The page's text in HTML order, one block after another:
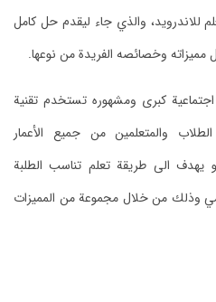
للاندرويد، والذي جاء ليقدم حل كامل
وخصائصه الفريدة من نوعها.
كبرى ومشهوره تستخدم تقنية
والمتعلمين من جميع الأعمار
يهدف الى طريقة تعلم تناسب الطلبة
وذلك من خلال مجموعة من المميزات